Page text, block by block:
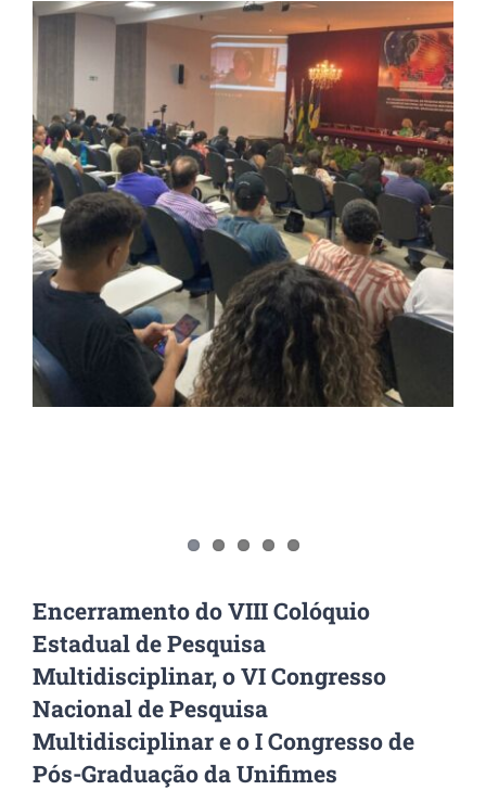
View
Larger
Image
Encerramento do VIII Colóquio
Estadual de Pesquisa
Multidisciplinar, o VI Congresso
Nacional de Pesquisa
Multidisciplinar e o I Congresso de
Pós-Graduação da Unifimes